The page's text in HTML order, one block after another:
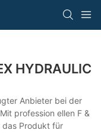
HYDRAULIC
Anbieter bei der
profession ellen F &
das Produkt für